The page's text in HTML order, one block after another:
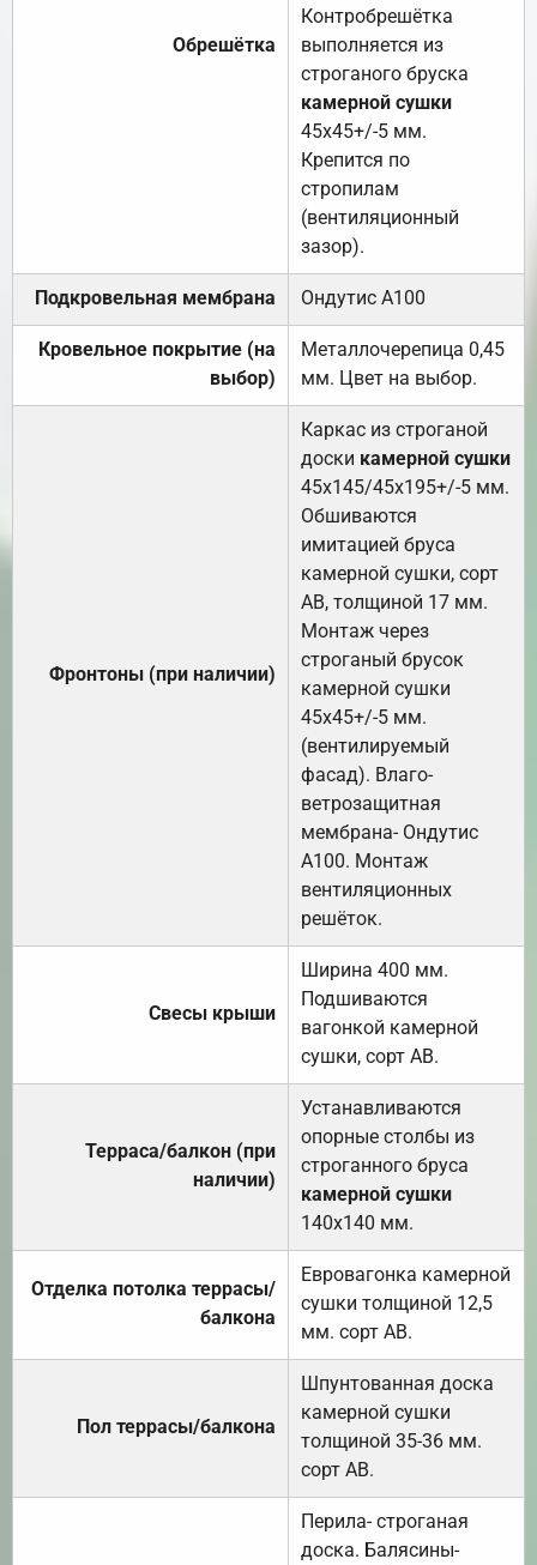
Обрешётка
Контробрешётка
выполняется из
строганого бруска
камерной сушки
45х45+/-5 мм.
Крепится по
стропилам
(вентиляционный
зазор).
Подкровельная мембрана Ондутис А100
Кровельное покрытие (на
выбор)
Металлочерепица 0,45
мм. Цвет на выбор.
Фронтоны (при наличии)
Каркас из строганой
доски камерной сушки
45х145/45х195+/-5 мм.
Обшиваются
имитацией бруса
камерной сушки, сорт
АВ, толщиной 17 мм.
Монтаж через
строганый брусок
камерной сушки
45х45+/-5 мм.
(вентилируемый
фасад). Влаго-
ветрозащитная
мембрана- Ондутис
А100. Монтаж
вентиляционных
решёток.
Свесы крыши
Ширина 400 мм.
Подшиваются
вагонкой камерной
сушки, сорт АВ.
Терраса/балкон (при
наличии)
Устанавливаются
опорные столбы из
строганного бруса
камерной сушки
140х140 мм.
Отделка потолка террасы/
балкона
Евровагонка камерной
сушки толщиной 12,5
мм. сорт АВ.
Пол террасы/балкона
Шпунтованная доска
камерной сушки
толщиной 35-36 мм.
сорт АВ.
Перила- строганая
доска. Балясины-